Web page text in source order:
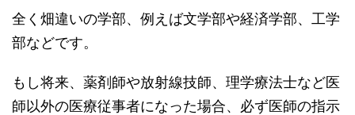
全く畑違いの学部、例えば文学部や経済学部、工学
部などです。
もし将来、薬剤師や放射線技師、理学療法士など医
師以外の医療従事者になった場合、必ず医師の指示